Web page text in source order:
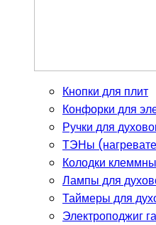
Кнопки для плит
Конфорки для
Ручки для
ТЭНы
Колодки
Лампы для
Таймеры для
Электроподжиг